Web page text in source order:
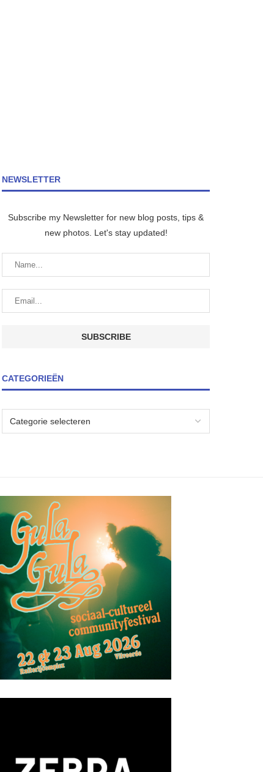
NEWSLETTER
Subscribe my Newsletter for new blog posts, tips &
new photos. Let's stay updated!
CATEGORIEËN